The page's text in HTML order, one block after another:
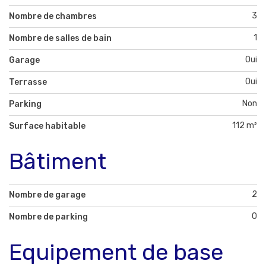
Nombre de chambres 3
Nombre de salles de bain 1
Garage Oui
Terrasse Oui
Parking Non
Surface habitable 112 m²
Bâtiment
Nombre de garage 2
Nombre de parking 0
Equipement de base